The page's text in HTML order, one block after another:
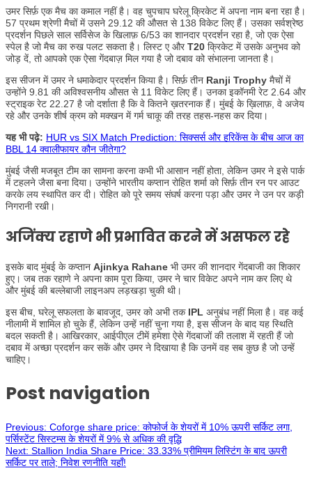
उमर सिर्फ़ एक मैच का कमाल नहीं है। वह चुपचाप घरेलू क्रिकेट में अपना नाम बना रहा है।
57 प्रथम श्रेणी मैचों में उसने 29.12 की औसत से 138 विकेट लिए हैं। उसका सर्वश्रेष्ठ
प्रदर्शन पिछले साल सर्विसेज के खिलाफ़ 6/53 का शानदार प्रदर्शन रहा है, जो एक ऐसा
स्पेल है जो मैच का रुख पलट सकता है। लिस्ट ए औरT20 क्रिकेट में उसके अनुभव को
जोड़ दें, तो आपको एक ऐसा गेंदबाज़ मिल गया है जो दबाव को संभालना जानता है।
इस सीजन में उमर ने धमाकेदार प्रदर्शन किया है। सिर्फ़ तीन Ranji Trophy मैचों में
उन्होंने 9.81 की अविश्वसनीय औसत से 11 विकेट लिए हैं। उनका इकॉनमी रेट 2.64 और
स्ट्राइक रेट 22.27 है जो दर्शाता है कि वे कितने ख़तरनाक हैं। मुंबई के ख़िलाफ़, वे अजेय
रहे और उनके शीर्ष क्रम को मक्खन में गर्म चाकू की तरह तहस-नहस कर दिया।
यह भी पढ़े: HUR vs SIX Match Prediction: सिक्सर्स और हरिकेंस के बीच आज का
BBL 14 क्वालीफायर कौन जीतेगा?
मुंबई जैसी मजबूत टीम का सामना करना कभी भी आसान नहीं होता, लेकिन उमर ने इसे पार्क
में टहलने जैसा बना दिया। उन्होंने भारतीय कप्तान रोहित शर्मा को सिर्फ़ तीन रन पर आउट
करके लय स्थापित कर दी। रोहित को पूरे समय संघर्ष करना पड़ा और उमर ने उन पर कड़ी
निगरानी रखी।
अजिंक्य रहाणे भी प्रभावित करने में असफल रहे
इसके बाद मुंबई के कप्तान Ajinkya Rahane भी उमर की शानदार गेंदबाजी का शिकार
हुए। जब ​​तक रहाणे ने अपना काम पूरा किया, उमर ने चार विकेट अपने नाम कर लिए थे
और मुंबई की बल्लेबाजी लाइनअप लड़खड़ा चुकी थी।
इस बीच, घरेलू सफलता के बावजूद, उमर को अभी तकIPL अनुबंध नहीं मिला है। वह कई
नीलामी में शामिल हो चुके हैं, लेकिन उन्हें नहीं चुना गया है, इस सीजन के बाद यह स्थिति
बदल सकती है। आखिरकार, आईपीएल टीमें हमेशा ऐसे गेंदबाजों की तलाश में रहती हैं जो
दबाव में अच्छा प्रदर्शन कर सकें और उमर ने दिखाया है कि उनमें वह सब कुछ है जो उन्हें
चाहिए।
Post navigation
Previous: Coforge share price: कोफोर्ज के शेयरों में 10% ऊपरी सर्किट लगा,
पर्सिस्टेंट सिस्टम्स के शेयरों में 9% से अधिक की वृद्धि
Next: Stallion India Share Price: 33.33% प्रीमियम लिस्टिंग के बाद ऊपरी
सर्किट पर ताले; निवेश रणनीति यहाँ!